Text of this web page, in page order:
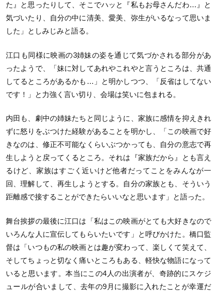
た』と思ったりして、そこでハッと『私もお母さんだわ…』と
気づいたり、自分の中に清美、愛美、弥生がいるなって思いま
した」としみじみと語る。
江口も同様に映画の3姉妹の姿を通じて気づかされる部分があ
ったようで、「妹に対してあれやこれやと言うところは、共通
してるところがあるかも…」と明かしつつ、「反省はしてない
です！」と力強く言い切り、会場は笑いに包まれる。
内田も、劇中の姉妹たちと同じように、家族に感情を抑えきれ
ずに怒りをぶつけた経験があることを明かし、「この映画で好
きなのは、修正不可能なくらいぶつかっても、自分の意志で再
生しようと戻ってくるところ。それは『家族だから』とも言え
るけど、家族はすごく近いけど他者だってことをみんなが一
回、理解して、再生しようとする。自分の家族とも、そういう
距離感で接することができたらいいなと思います」と語った。
舞台挨拶の最後に江口は「私はこの映画がとても大好きなので
いろんな人に宣伝してもらいたいです」と呼びかけた。橋口監
督は「いつもの私の映画とは趣が変わって、楽しくて笑えて、
そしてちょっと切なく痛いところもある、軽快な物語になって
いると思います。本当にこの4人の出演者が、奇跡的にスケジ
ュールが合いまして、去年の9月に撮影に入れたことが幸運だ